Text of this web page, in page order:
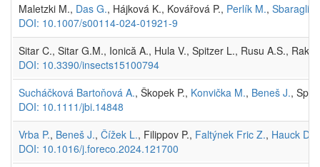
Maletzki M., Das G., Hájková K., Kovářová P., Perlík M., Sbaraglia
DOI: 10.1007/s00114-024-01921-9
Sitar C., Sitar G.M., Ionică A., Hula V., Spitzer L., Rusu A.S.,
DOI: 10.3390/insects15100794
Sucháčková Bartoňová A., Škopek P., Konvička M., Beneš J.,
DOI: 10.1111/jbi.14848
Vrba P., Beneš J., Čížek L., Filippov P., Faltýnek Fric Z., Hauck D.
DOI: 10.1016/j.foreco.2024.121700